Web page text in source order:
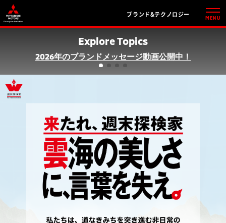
ブランド&テクノロジー
MENU
Explore Topics
2026年のブランドメッセージ動画公開中！